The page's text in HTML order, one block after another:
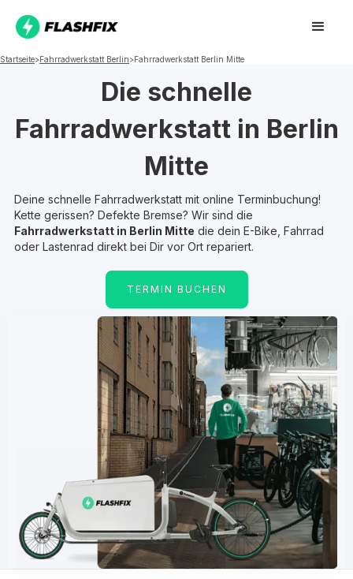
Startseite>Fahrradwerkstatt Berlin>Fahrradwerkstatt Berlin Mitte
Die schnelle
Fahrradwerkstatt in Berlin
Mitte
Deine schnelle Fahrradwerkstatt mit online Terminbuchung!
Kette gerissen? Defekte Bremse? Wir sind die
Fahrradwerkstatt in Berlin Mitte die dein E-Bike, Fahrrad
oder Lastenrad direkt bei Dir vor Ort repariert.
TERMIN BUCHEN